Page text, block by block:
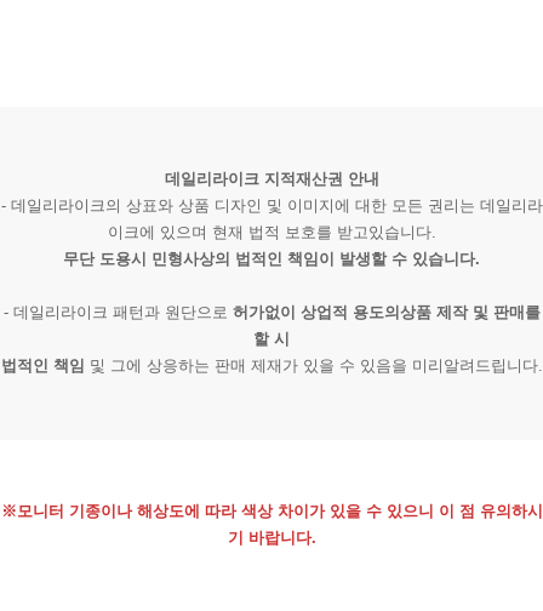
데일리라이크 지적재산권 안내
- 데일리라이크의 상표와 상품 디자인 및 이미지에 대한 모든 권리는 데일리라
이크에 있으며 현재 법적 보호를 받고있습니다.
무단 도용시 민형사상의 법적인 책임이 발생할 수 있습니다.
- 데일리라이크 패턴과 원단으로 허가없이 상업적 용도의상품 제작 및 판매를
할 시
법적인 책임 및 그에 상응하는 판매 제재가 있을 수 있음을 미리알려드립니다.
※모니터 기종이나 해상도에 따라 색상 차이가 있을 수 있으니 이 점 유의하시
기 바랍니다.